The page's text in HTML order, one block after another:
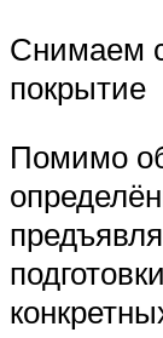
Снимаем
покрытие
Помимо